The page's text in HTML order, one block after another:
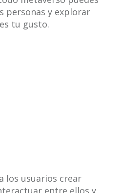
personas y explorar
tu gusto.
los usuarios crear
entre ellos y